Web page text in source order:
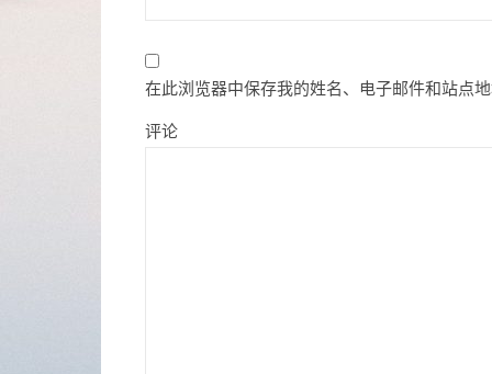
在此浏览器中保存我的姓名、电子邮件和站点
评论